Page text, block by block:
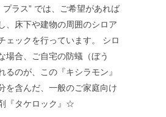
プラス” では、ご希望があれば
、床下や建物の周囲のシロア
ェックを行っています。 シロ
場合、ご自宅の防蟻（ぼう
るのが、この『キシラモン』
を含んだ、一般のご家庭向け
『タケロック』☆